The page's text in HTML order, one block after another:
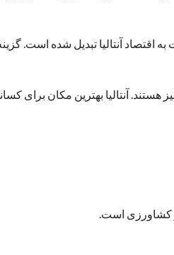
آنتالیا تبدیل شده است.
هستند. آنتالیا بهترین مکان برای
و کشاورزی است.